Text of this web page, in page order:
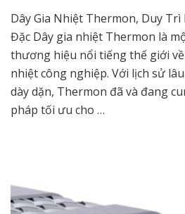
Dây Gia Nhiệt Thermon, Duy
Đặc Dây gia nhiệt Thermon là
thương hiệu nổi tiếng thế giới về
nhiệt công nghiệp. Với lịch sử
dày dặn, Thermon đã và đang
pháp tối ưu cho …